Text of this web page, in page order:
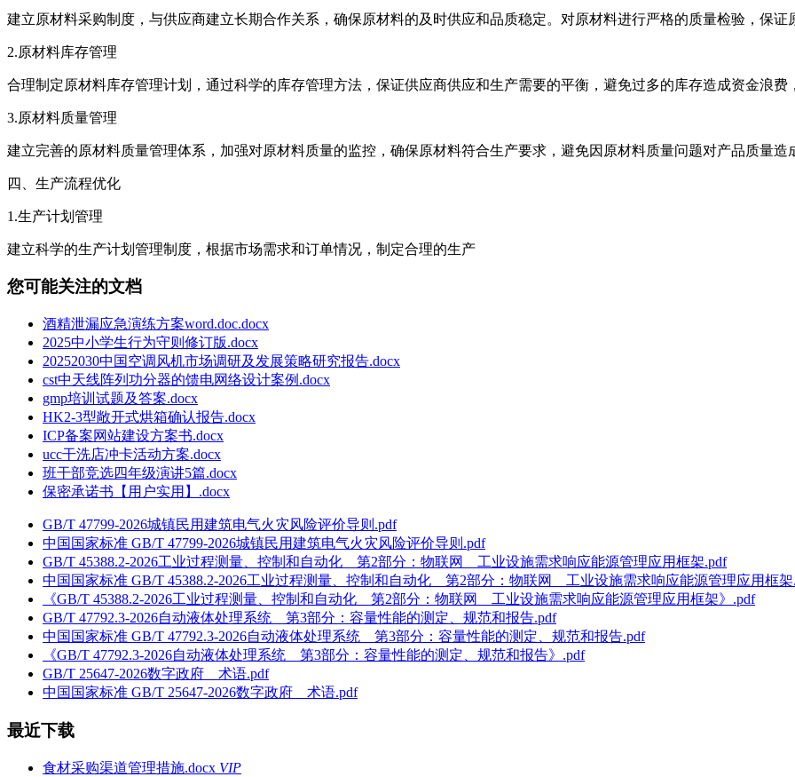
建立原材料采购制度，与供应商建立长期合作关系，确保原材料的及时供应和品质稳定。对原材料进行严格的质量检验，保证
2.原材料库存管理
合理制定原材料库存管理计划，通过科学的库存管理方法，保证供应商供应和生产需要的平衡，避免过多的库存造成资金浪
3.原材料质量管理
建立完善的原材料质量管理体系，加强对原材料质量的监控，确保原材料符合生产要求，避免因原材料质量问题对产品质量造
四、生产流程优化
1.生产计划管理
建立科学的生产计划管理制度，根据市场需求和订单情况，制定合理的生产
您可能关注的文档
酒精泄漏应急演练方案word.doc.docx
2025中小学生行为守则修订版.docx
20252030中国空调风机市场调研及发展策略研究报告.docx
cst中天线阵列功分器的馈电网络设计案例.docx
gmp培训试题及答案.docx
HK2-3型敞开式烘箱确认报告.docx
ICP备案网站建设方案书.docx
ucc干洗店冲卡活动方案.docx
班干部竞选四年级演讲5篇.docx
保密承诺书【用户实用】.docx
GB/T 47799-2026城镇民用建筑电气火灾风险评价导则.pdf
中国国家标准 GB/T 47799-2026城镇民用建筑电气火灾风险评价导则.pdf
GB/T 45388.2-2026工业过程测量、控制和自动化 第2部分：物联网 工业设施需求响应能源管理应用框架.pdf
中国国家标准 GB/T 45388.2-2026工业过程测量、控制和自动化 第2部分：物联网 工业设施需求响应能源管理应用框架
《GB/T 45388.2-2026工业过程测量、控制和自动化 第2部分：物联网 工业设施需求响应能源管理应用框架》.pdf
GB/T 47792.3-2026自动液体处理系统 第3部分：容量性能的测定、规范和报告.pdf
中国国家标准 GB/T 47792.3-2026自动液体处理系统 第3部分：容量性能的测定、规范和报告.pdf
《GB/T 47792.3-2026自动液体处理系统 第3部分：容量性能的测定、规范和报告》.pdf
GB/T 25647-2026数字政府 术语.pdf
中国国家标准 GB/T 25647-2026数字政府 术语.pdf
最近下载
食材采购渠道管理措施.docx VIP